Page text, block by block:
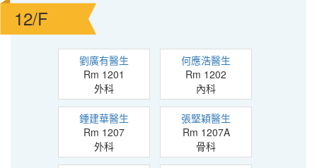
12/F
劉廣有醫生
Rm 1201
外科
何應浩醫生
Rm 1202
內科
鍾建華醫生
Rm 1207
外科
張堅穎醫生
Rm 1207A
骨科